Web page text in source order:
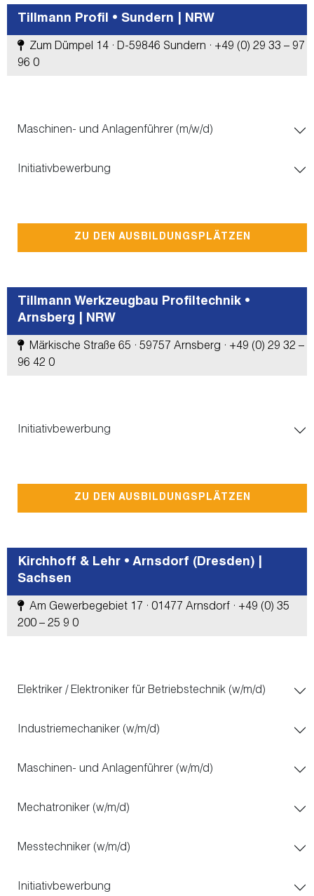
Tillmann Profil • Sundern | NRW
Zum Dümpel 14 · D-59846 Sundern · +49 (0) 29 33 – 97
96 0
Maschinen- und Anlagenführer (m/w/d)
Initiativbewerbung
ZU DEN AUSBILDUNGSPLÄTZEN
Tillmann Werkzeugbau Profiltechnik •
Arnsberg | NRW
Märkische Straße 65 · 59757 Arnsberg · +49 (0) 29 32 –
96 42 0
Initiativbewerbung
ZU DEN AUSBILDUNGSPLÄTZEN
Kirchhoff & Lehr • Arnsdorf (Dresden) |
Sachsen
Am Gewerbegebiet 17 · 01477 Arnsdorf · +49 (0) 35
200 – 25 9 0
Elektriker / Elektroniker für Betriebstechnik (w/m/d)
Industriemechaniker (w/m/d)
Maschinen- und Anlagenführer (w/m/d)
Mechatroniker (w/m/d)
Messtechniker (w/m/d)
Initiativbewerbung